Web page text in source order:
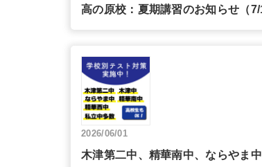
高の原校：夏期講習のお知らせ（
2026/06/01
木津第二中、精華南中、ならやま